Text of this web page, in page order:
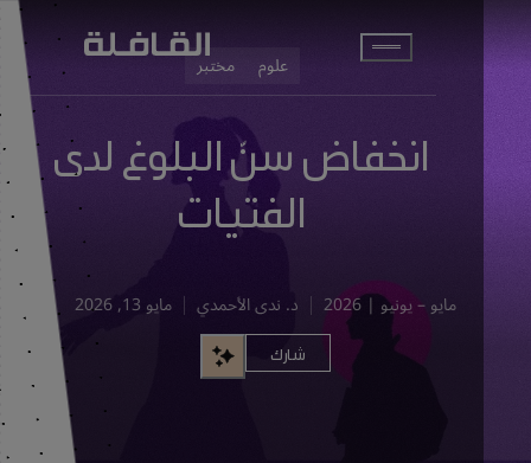
مختبر
انخفاض سنّ البلوغ لدى
الفتيات
مايو – يونيو | 2026 د. ندى الأحمدي مايو 13, 2026